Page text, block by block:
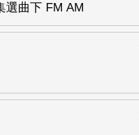
選曲下 FM AM